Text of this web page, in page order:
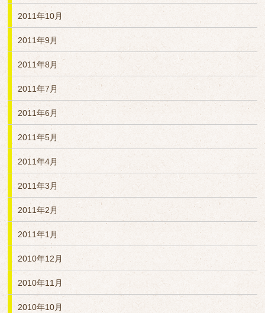
2011年10月
2011年9月
2011年8月
2011年7月
2011年6月
2011年5月
2011年4月
2011年3月
2011年2月
2011年1月
2010年12月
2010年11月
2010年10月